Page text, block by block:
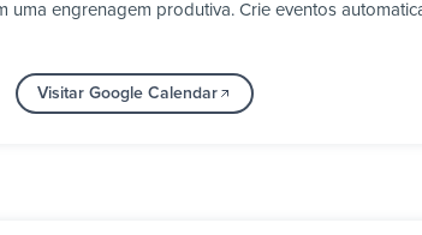
engrenagem produtiva. Crie eventos
Visitar Google Calendar